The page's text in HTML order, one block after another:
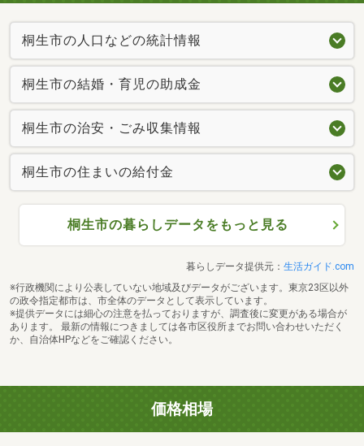
桐生市の人口などの統計情報
桐生市の結婚・育児の助成金
桐生市の治安・ごみ収集情報
桐生市の住まいの給付金
桐生市の暮らしデータをもっと見る
暮らしデータ提供元： 生活ガイド.com
※行政機関により公表していない地域及びデータがございます。東京23区以外
の政令指定都市は、市全体のデータとして表示しています。
※提供データには細心の注意を払っておりますが、調査後に変更がある場合が
あります。 最新の情報につきましては各市区役所までお問い合わせいただく
か、自治体HPなどをご確認ください。
価格相場